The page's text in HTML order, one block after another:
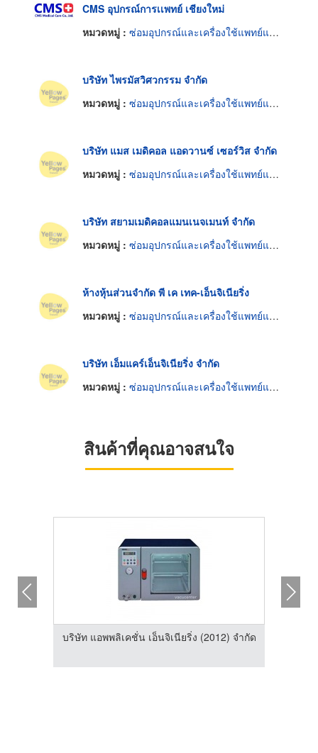
CMS อุปกรณ์การเเพทย์ เชียงใหม่
หมวดหมู่ : ซ่อมอุปกรณ์และเครื่องใช้แพทย์และศัลยแพทย์
บริษัท ไพรมัสวิศวกรรม จำกัด
หมวดหมู่ : ซ่อมอุปกรณ์และเครื่องใช้แพทย์และศัลยแพทย์
บริษัท แมส เมดิคอล แอดวานซ์ เซอร์วิส จำกัด
หมวดหมู่ : ซ่อมอุปกรณ์และเครื่องใช้แพทย์และศัลยแพทย์
บริษัท สยามเมดิคอลแมนเนจเมนท์ จำกัด
หมวดหมู่ : ซ่อมอุปกรณ์และเครื่องใช้แพทย์และศัลยแพทย์
ห้างหุ้นส่วนจำกัด พี เค เทค-เอ็นจิเนียริ่ง
หมวดหมู่ : ซ่อมอุปกรณ์และเครื่องใช้แพทย์และศัลยแพทย์
บริษัท เอ็มแคร์เอ็นจิเนียริ่ง จำกัด
หมวดหมู่ : ซ่อมอุปกรณ์และเครื่องใช้แพทย์และศัลยแพทย์
สินค้าที่คุณอาจสนใจ
บริษัท แอพพลิเคชั่น เอ็นจิเนียริ่ง (2012) จำกัด